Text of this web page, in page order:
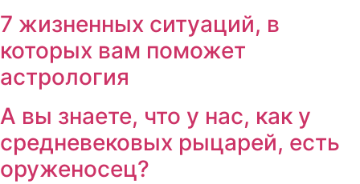
7 жизненных ситуаций, в
которых вам поможет
астрология
А вы знаете, что у нас, как у
средневековых рыцарей, есть
оруженосец?